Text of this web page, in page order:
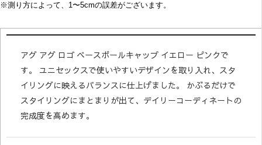
※測り方によって、1〜5cmの誤差がございます。
アグ アグ ロゴ ベースボールキャップ イエロー ピンクで
す。 ユニセックスで使いやすいデザインを取り入れ、スタ
イリングに映えるバランスに仕上げました。 かぶるだけで
スタイリングにまとまりが出て、デイリーコーディネートの
完成度を高めます。